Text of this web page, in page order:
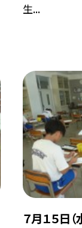
生...
７月１５日